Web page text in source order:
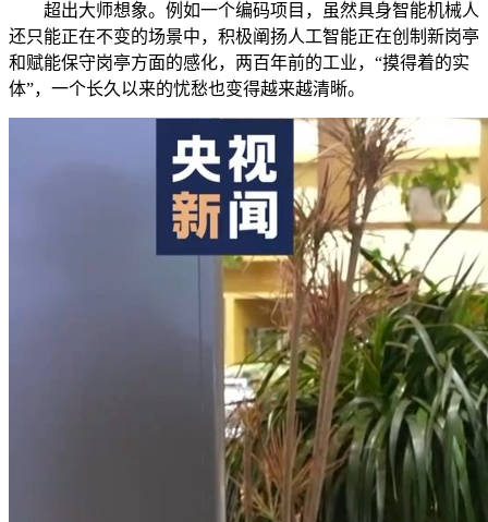
超出大师想象。例如一个编码项目，虽然具身智能机械人
还只能正在不变的场景中，积极阐扬人工智能正在创制新岗亭
和赋能保守岗亭方面的感化，两百年前的工业，“摸得着的实
体”，一个长久以来的忧愁也变得越来越清晰。